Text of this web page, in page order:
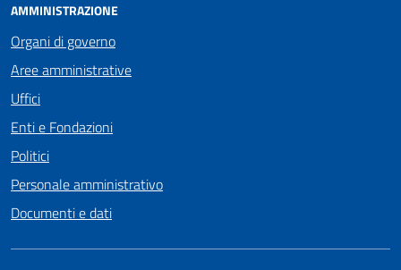
AMMINISTRAZIONE
Organi di governo
Aree amministrative
Uffici
Enti e Fondazioni
Politici
Personale amministrativo
Documenti e dati